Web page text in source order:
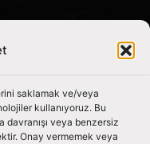
saklamak ve/veya
kullanıyoruz. Bu
veya benzersiz
Onay vermemek veya